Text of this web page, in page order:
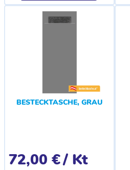
BESTECKTASCHE, GRAU
72,00 €/ Kt